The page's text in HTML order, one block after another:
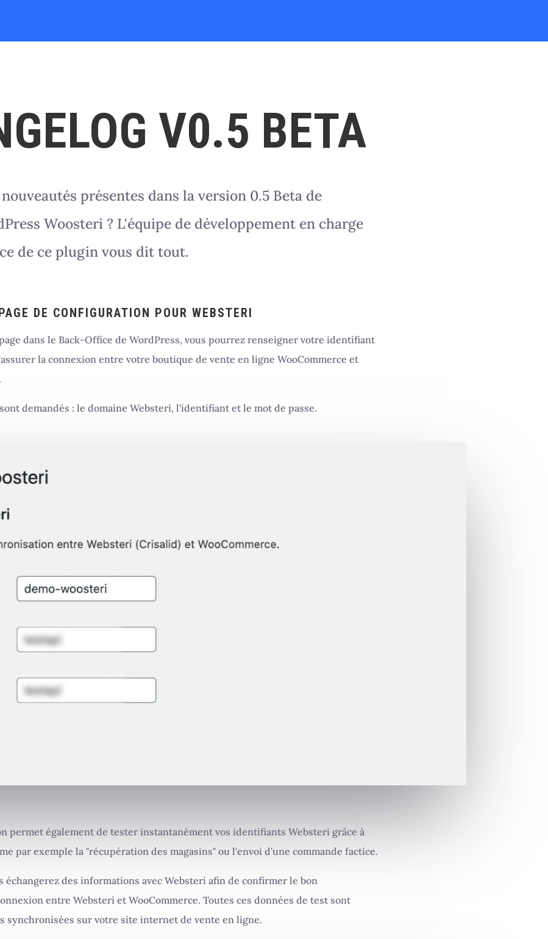
V0.5 BETA
présentes dans la version 0.5 Beta de
Woosteri ? L'équipe de développement en charge
de ce plugin vous dit tout.
DE CONFIGURATION POUR WEBSTERI
dans le Back-Office de WordPress, vous pourrez renseigner votre identifiant
la connexion entre votre boutique de vente en ligne WooCommerce et
demandés : le domaine Websteri, l'identifiant et le mot de passe.
permet également de tester instantanément vos identifiants Websteri grâce à
par exemple la "récupération des magasins" ou l'envoi d'une commande factice.
échangerez des informations avec Websteri afin de confirmer le bon
entre Websteri et WooCommerce. Toutes ces données de test sont
synchronisées sur votre site internet de vente en ligne.